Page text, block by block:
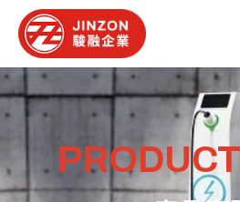
PRODUCT